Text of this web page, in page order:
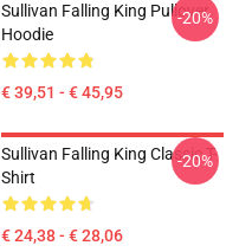
Sullivan Falling King Pullover
Hoodie
€ 39,51 - € 45,95
-20%
Sullivan Falling King Classic T-
Shirt
€ 24,38 - € 28,06
-20%